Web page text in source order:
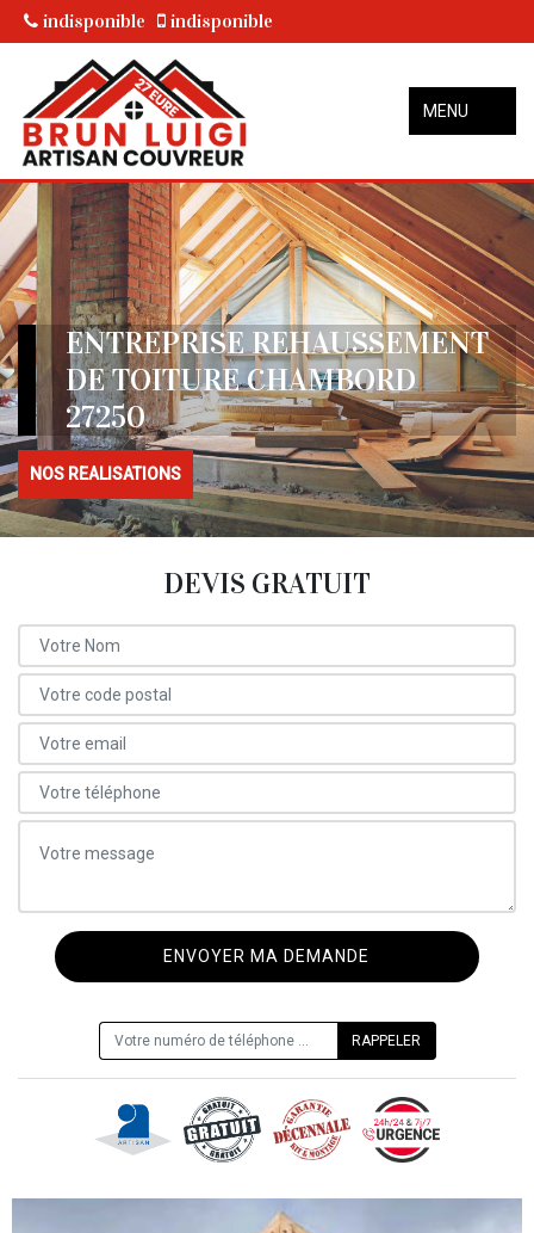
indisponible indisponible
MENU
ENTREPRISE REHAUSSEMENT
DE TOITURE CHAMBORD
27250
NOS REALISATIONS
DEVIS GRATUIT